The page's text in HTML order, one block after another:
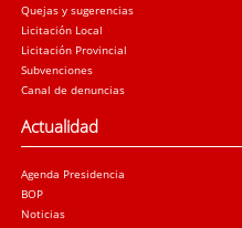
Quejas y sugerencias
Licitación Local
Licitación Provincial
Subvenciones
Canal de denuncias
Actualidad
Agenda Presidencia
BOP
Noticias